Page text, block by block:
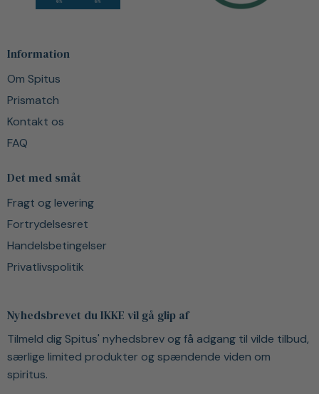
Information
Om Spitus
Prismatch
Kontakt os
FAQ
Det med småt
Fragt og levering
Fortrydelsesret
Handelsbetingelser
Privatlivspolitik
Nyhedsbrevet du IKKE vil gå glip af
Tilmeld dig Spitus' nyhedsbrev og få adgang til vilde tilbud,
særlige limited produkter og spændende viden om
spiritus.